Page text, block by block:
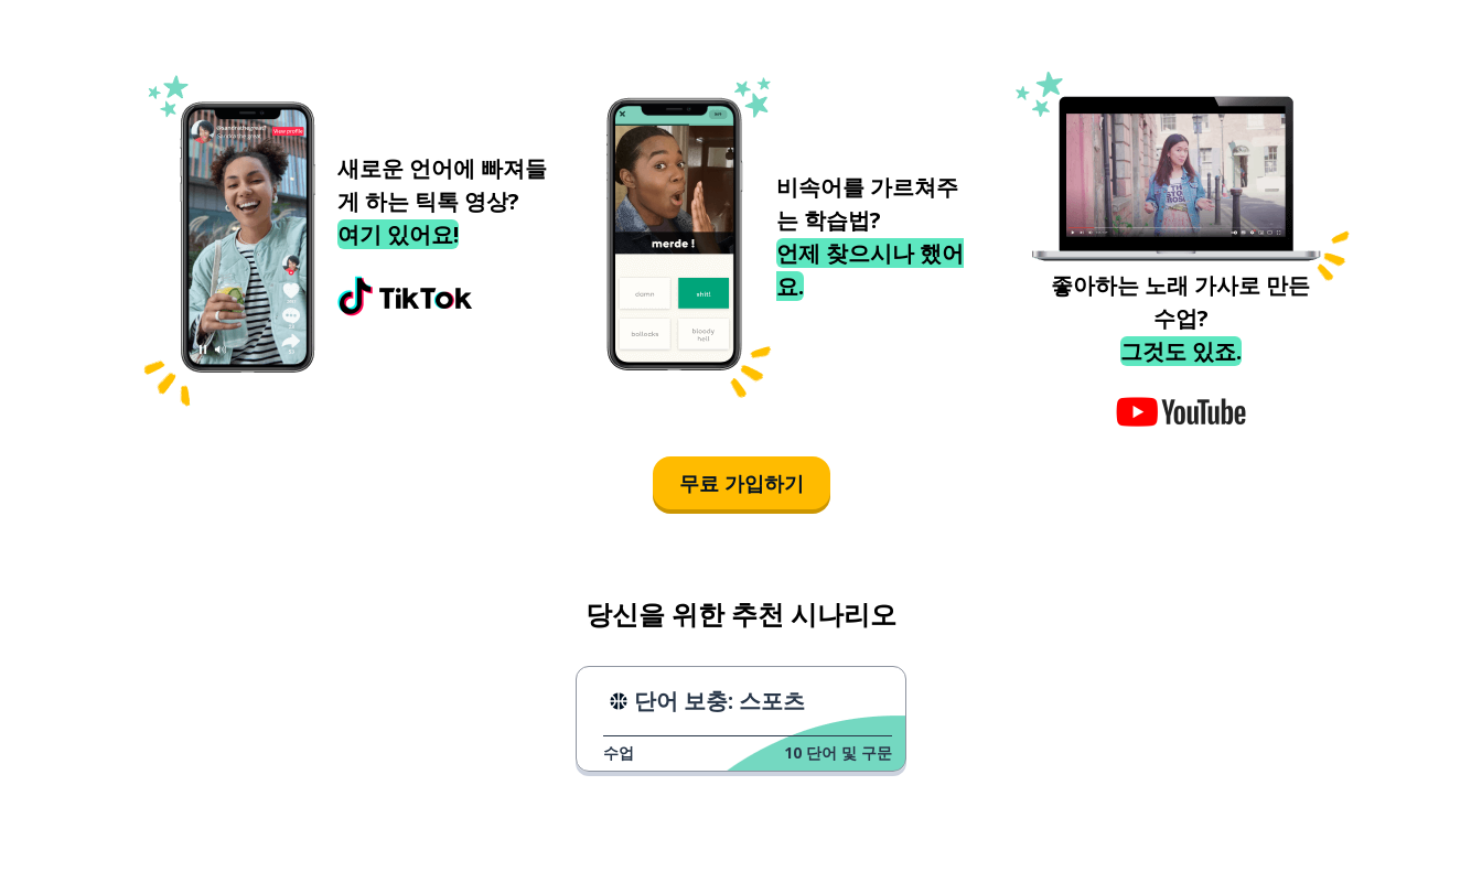
새로운 언어에 빠져들
게 하는 틱톡 영상?
여기 있어요!
비속어를 가르쳐주
는 학습법?
언제 찾으시나 했어
요.
좋아하는 노래 가사로 만든
수업?
그것도 있죠.
무료 가입하기
당신을 위한 추천 시나리오
단어 보충: 스포츠
수업 10 단어 및 구문